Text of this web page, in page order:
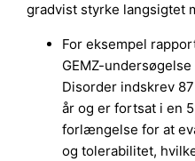
gradvist styrke langsigtet
For eksempel
GEMZ-
Disorder indskrev
år og er fortsat i en
forlængelse for at
og tolerabilitet,